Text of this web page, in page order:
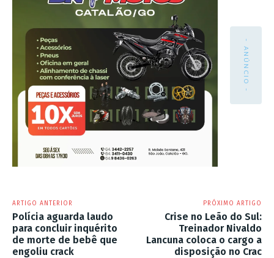
- ANÚNCIO -
ARTIGO ANTERIOR
Polícia aguarda laudo
para concluir inquérito
de morte de bebê que
engoliu crack
PRÓXIMO ARTIGO
Crise no Leão do Sul:
Treinador Nivaldo
Lancuna coloca o cargo a
disposição no Crac